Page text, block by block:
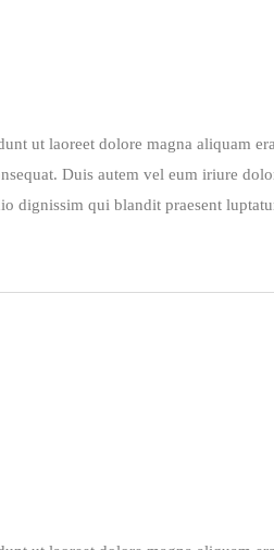
ut laoreet dolore magna aliquam
Duis autem vel eum iriure
dignissim qui blandit praesent